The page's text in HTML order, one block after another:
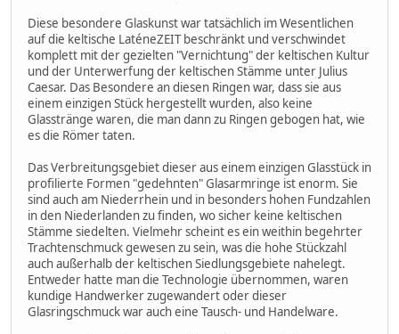
Diese besondere Glaskunst war tatsächlich im Wesentlichen
auf die keltische LaténeZEIT beschränkt und verschwindet
komplett mit der gezielten "Vernichtung" der keltischen Kultur
und der Unterwerfung der keltischen Stämme unter Julius
Caesar. Das Besondere an diesen Ringen war, dass sie aus
einem einzigen Stück hergestellt wurden, also keine
Glasstränge waren, die man dann zu Ringen gebogen hat, wie
es die Römer taten.
Das Verbreitungsgebiet dieser aus einem einzigen Glasstück in
profilierte Formen "gedehnten" Glasarmringe ist enorm. Sie
sind auch am Niederrhein und in besonders hohen Fundzahlen
in den Niederlanden zu finden, wo sicher keine keltischen
Stämme siedelten. Vielmehr scheint es ein weithin begehrter
Trachtenschmuck gewesen zu sein, was die hohe Stückzahl
auch außerhalb der keltischen Siedlungsgebiete nahelegt.
Entweder hatte man die Technologie übernommen, waren
kundige Handwerker zugewandert oder dieser
Glasringschmuck war auch eine Tausch- und Handelware.